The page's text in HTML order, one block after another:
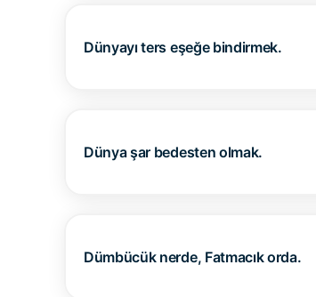
Dünyayı ters eşeğe bindirmek.
Dünya şar bedesten olmak.
Dümbücük nerde, Fatmacık orda.